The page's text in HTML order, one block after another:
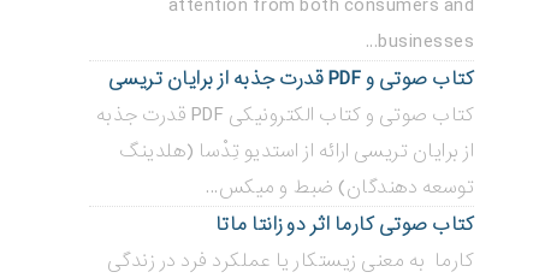
businesses...
کتاب صوتی و PDF قدرت جذبه از برایان تریسی
کتاب صوتی و کتاب الکترونیکی PDF قدرت جذبه
از برایان تریسی ارائه از استدیو تِدْسا (هلدینگ
توسعه دهندگان) ضبط و میکس...
کتاب صوتی کارما اثر دو زانتا ماتا
کارما به معنی زیستکار یا عملکرد فرد در زندگی